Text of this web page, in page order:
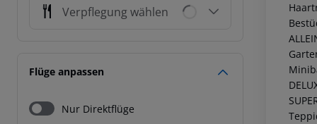
Verpflegung wählen
Flüge anpassen
Nur Direktflüge